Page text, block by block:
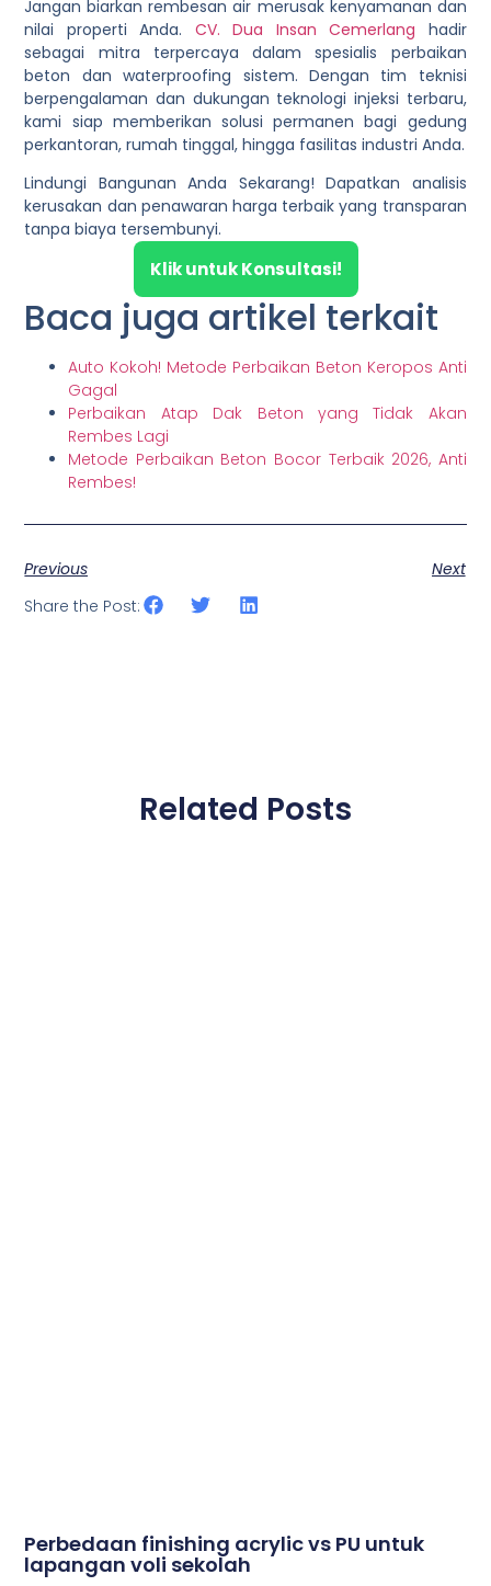
Jangan biarkan rembesan air merusak kenyamanan dan
nilai properti Anda. CV. Dua Insan Cemerlang hadir
sebagai mitra terpercaya dalam spesialis perbaikan
beton dan waterproofing sistem. Dengan tim teknisi
berpengalaman dan dukungan teknologi injeksi terbaru,
kami siap memberikan solusi permanen bagi gedung
perkantoran, rumah tinggal, hingga fasilitas industri Anda.
Lindungi Bangunan Anda Sekarang!Dapatkan analisis
kerusakan dan penawaran harga terbaik yang transparan
tanpa biaya tersembunyi.
Klik untuk Konsultasi!
Baca juga artikel terkait
Auto Kokoh! Metode Perbaikan Beton Keropos Anti
Gagal
Perbaikan Atap Dak Beton yang Tidak Akan
Rembes Lagi
Metode Perbaikan Beton Bocor Terbaik 2026, Anti
Rembes!
Previous
Next
Share the Post:
Related Posts
Perbedaan finishing acrylic vs PU untuk
lapangan voli sekolah